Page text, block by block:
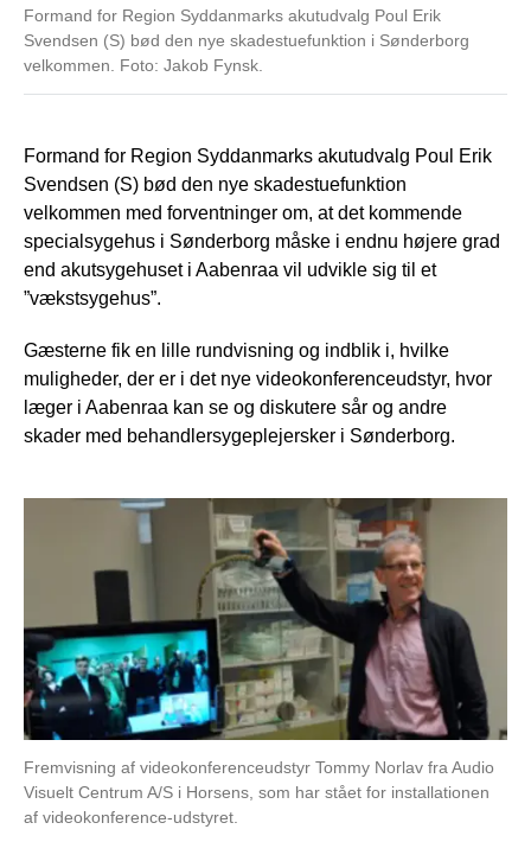
Formand for Region Syddanmarks akutudvalg Poul Erik
Svendsen (S) bød den nye skadestuefunktion i Sønderborg
velkommen. Foto: Jakob Fynsk.
Formand for Region Syddanmarks akutudvalg Poul Erik
Svendsen (S) bød den nye skadestuefunktion
velkommen med forventninger om, at det kommende
specialsygehus i Sønderborg måske i endnu højere grad
end akutsygehuset i Aabenraa vil udvikle sig til et
”vækstsygehus”.
Gæsterne fik en lille rundvisning og indblik i, hvilke
muligheder, der er i det nye videokonferenceudstyr, hvor
læger i Aabenraa kan se og diskutere sår og andre
skader med behandlersygeplejersker i Sønderborg.
Fremvisning af videokonferenceudstyr Tommy Norlav fra Audio
Visuelt Centrum A/S i Horsens, som har stået for installationen
af videokonference-udstyret.